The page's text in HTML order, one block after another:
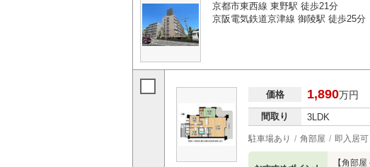
京都市東西線 東野駅 徒歩21分
京阪電気鉄道京津線 御陵駅 徒歩25分
価格 1,890万円
間取り 3LDK
駐車場あり 角部屋 即入居可
【角部